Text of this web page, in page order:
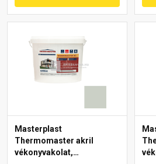
Masterplast
Thermomaster akril
vékonyvakolat,